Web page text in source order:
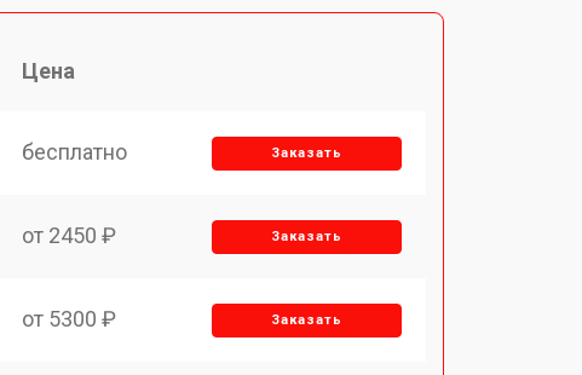
Цена
бесплатно Заказать
от 2450 ₽ Заказать
от 5300 ₽ Заказать